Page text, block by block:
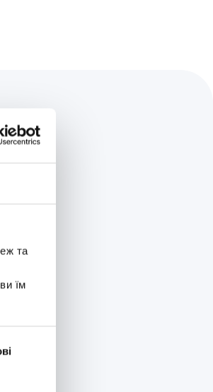
та
їм